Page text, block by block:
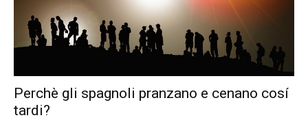
Perchè gli spagnoli pranzano e cenano cosí
tardi?